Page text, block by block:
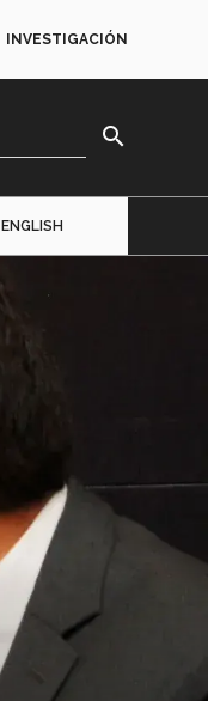
INVESTIGACIÓN
search
ENGLISH